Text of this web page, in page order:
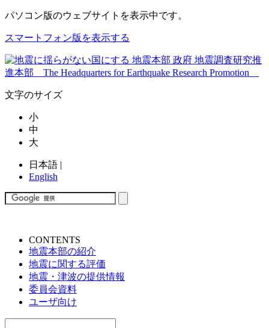
パソコン版のウェブサイトを表示中です。
スマートフォン版を表示する
文字のサイズ
小
中
大
日本語 |
English
CONTENTS
地震本部の紹介
地震に関する評価
地震・津波の提供情報
委員会資料
ユーザ向け